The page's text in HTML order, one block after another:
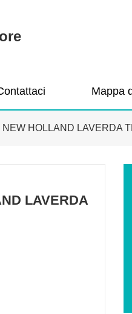
Mappa
HOLLAND LAVERDA
LAVERDA